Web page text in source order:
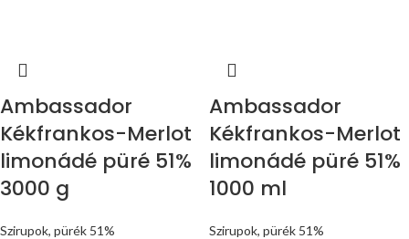
Ambassador
Kékfrankos-Merlot
limonádé püré 51%
3000 g
Szirupok, pürék 51%
Ambassador
Kékfrankos-Merlot
limonádé püré 51%
1000 ml
Szirupok, pürék 51%